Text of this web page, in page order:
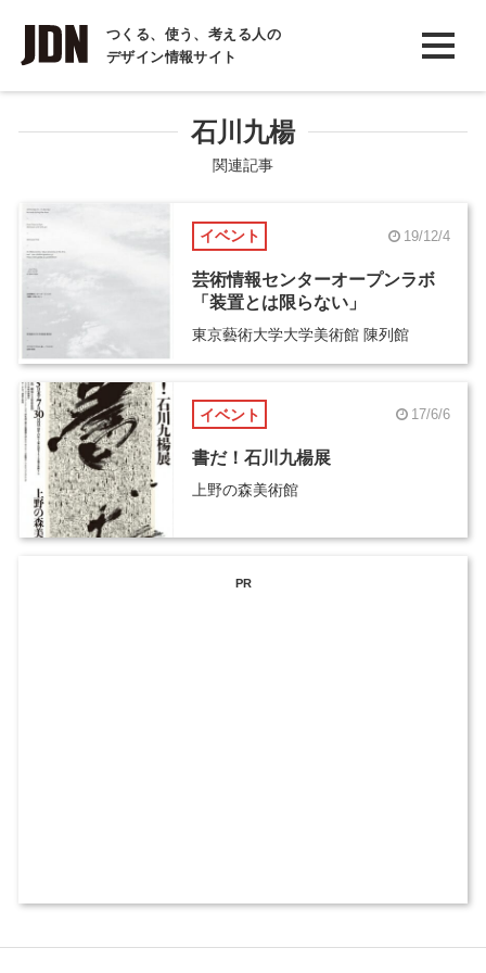
つくる、使う、考える人の
デザイン情報サイト
INTERVIEW
インタビュー
COLUMN
石川九楊
関連記事
イベント 19/12/4
芸術情報センターオープンラボ
「装置とは限らない」
東京藝術大学大学美術館 陳列館
イベント 17/6/6
書だ！石川九楊展
上野の森美術館
PR